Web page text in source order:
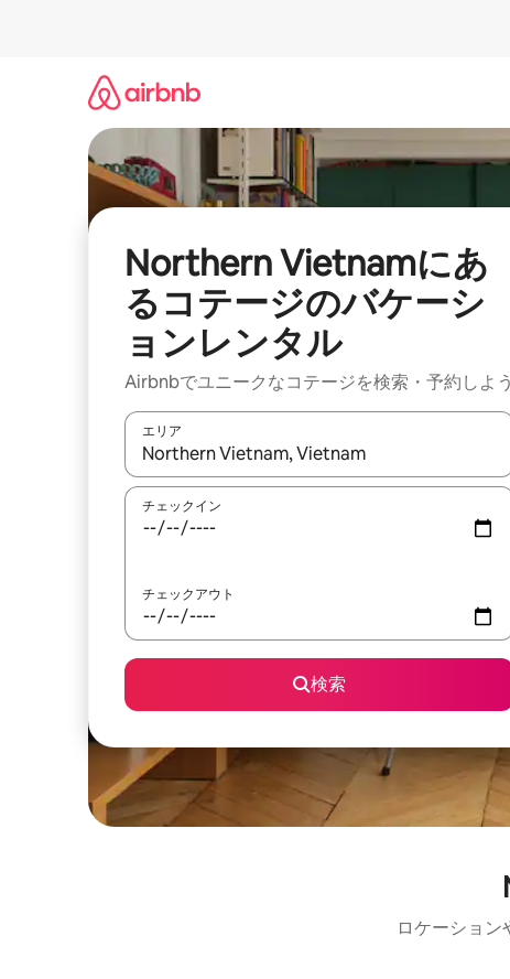
Northern Vietnamにあ
るコテージのバケーシ
ョンレンタル
Airbnbでユニークなコテージを検索・予約しよう
エリア
検索結果が表示されたら、上下の矢印キーを使って
チェックイン
チェックアウト
検索
ロケーショ